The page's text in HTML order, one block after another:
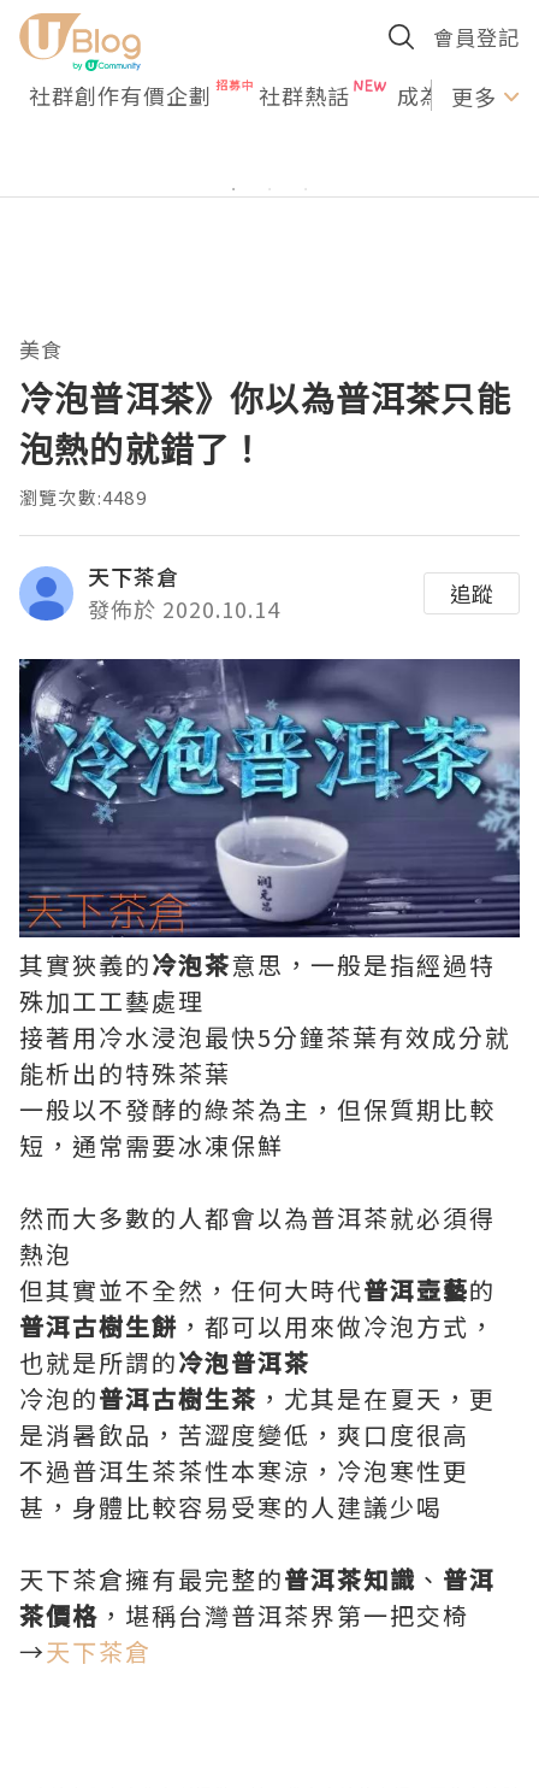
會員登記
社群創作有價企劃 社群熱話 成為U更多
美食
冷泡普洱茶》你以為普洱茶只能
泡熱的就錯了！
瀏覽次數:4489
天下茶倉
發佈於 2020.10.14
追蹤
其實狹義的冷泡茶意思，一般是指經過特
殊加工工藝處理
接著用冷水浸泡最快5分鐘茶葉有效成分就
能析出的特殊茶葉
一般以不發酵的綠茶為主，但保質期比較
短，通常需要冰凍保鮮
然而大多數的人都會以為普洱茶就必須得
熱泡
但其實並不全然，任何大時代普洱壺藝的
普洱古樹生餅 ，都可以用來做冷泡方式，
也就是所謂的冷泡普洱茶
冷泡的普洱古樹生茶 ，尤其是在夏天，更
是消暑飲品，苦澀度變低，爽口度很高
不過普洱生茶茶性本寒涼，冷泡寒性更
甚，身體比較容易受寒的人建議少喝
天下茶倉擁有最完整的普洱茶知識 、 普洱
茶價格 ，堪稱台灣普洱茶界第一把交椅
→天下茶倉